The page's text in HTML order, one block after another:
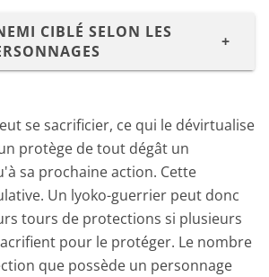
CIBLÉ SELON LES
se sacrificier, ce qui le dévirtualise
protège de tout dégât un
sa prochaine action. Cette
Un lyoko-guerrier peut donc
tours de protections si plusieurs
pour le protéger. Le nombre
que possède un personnage